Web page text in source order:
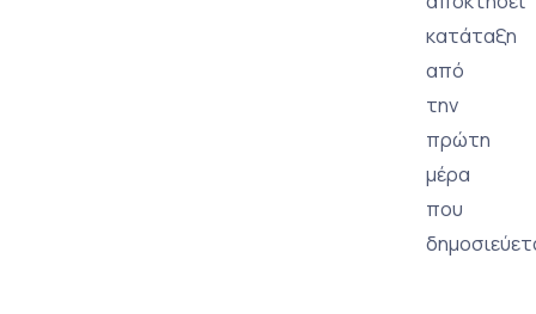
κατάταξη
από
την
πρώτη
μέρα
που